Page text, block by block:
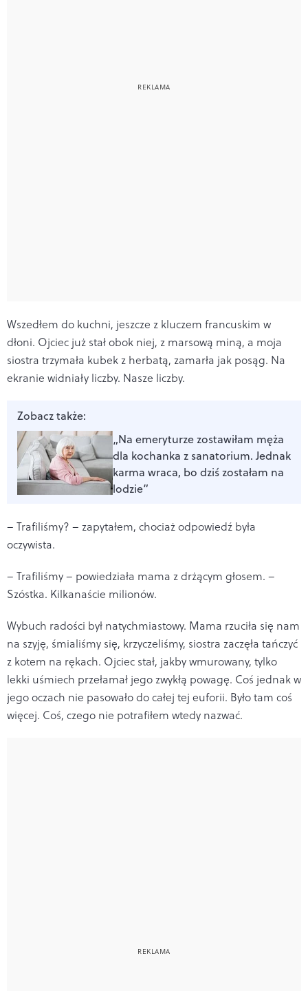
Wszedłem do kuchni, jeszcze z kluczem francuskim w
dłoni. Ojciec już stał obok niej, z marsową miną, a moja
siostra trzymała kubek z herbatą, zamarła jak posąg. Na
ekranie widniały liczby. Nasze liczby.
Zobacz także:
„Na emeryturze zostawiłam męża
dla kochanka z sanatorium. Jednak
karma wraca, bo dziś zostałam na
lodzie”
– Trafiliśmy? – zapytałem, chociaż odpowiedź była
oczywista.
– Trafiliśmy – powiedziała mama z drżącym głosem. –
Szóstka. Kilkanaście milionów.
Wybuch radości był natychmiastowy. Mama rzuciła się nam
na szyję, śmialiśmy się, krzyczeliśmy, siostra zaczęła tańczyć
z kotem na rękach. Ojciec stał, jakby wmurowany, tylko
lekki uśmiech przełamał jego zwykłą powagę. Coś jednak w
jego oczach nie pasowało do całej tej euforii. Było tam coś
więcej. Coś, czego nie potrafiłem wtedy nazwać.